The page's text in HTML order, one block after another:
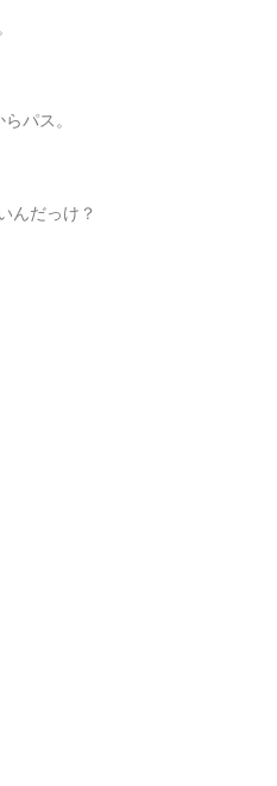
パス。
んだっけ？